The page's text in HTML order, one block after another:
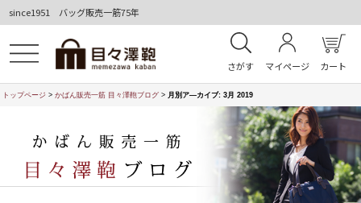
since1951 バッグ販売一筋75年
さがす マイページ カート
トップページ > かばん販売一筋 目々澤鞄ブログ > 月別ア―カイブ: 3月 2019